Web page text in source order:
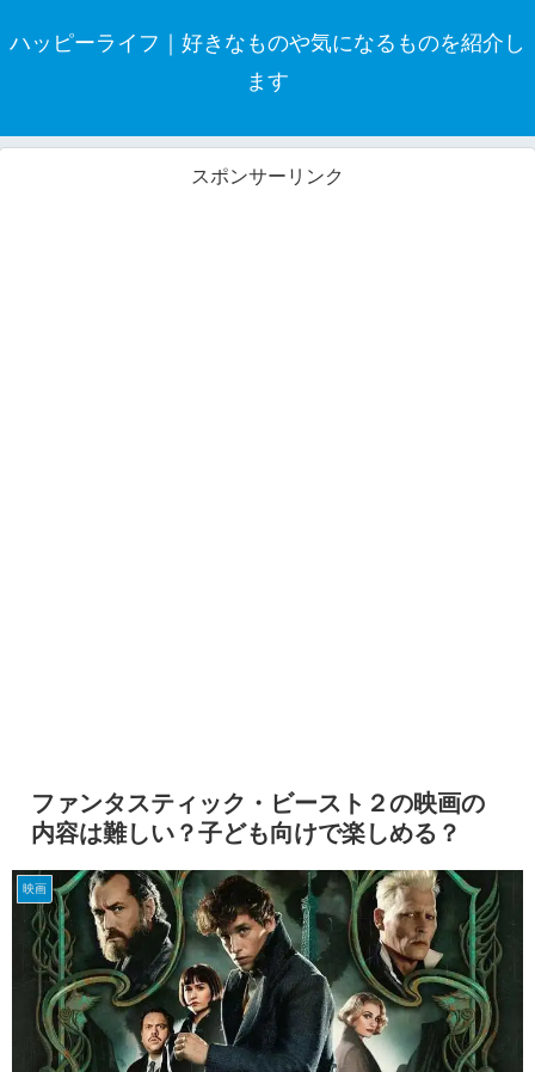
ハッピーライフ｜好きなものや気になるものを紹介し
ます
スポンサーリンク
ファンタスティック・ビースト２の映画の
内容は難しい？子ども向けで楽しめる？
映画